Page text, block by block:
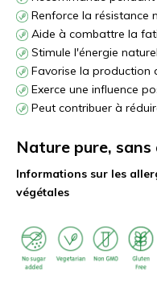
Renforce la résistance
Aide à combattre la
Stimule l'énergie
Favorise la production
Exerce une influence
Peut contribuer à
Nature pure,
Informations sur les
végétales